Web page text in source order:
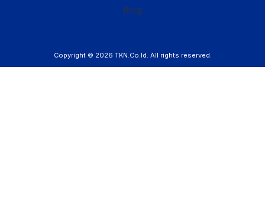
Blog
Copyright © 2026 TKN.Co.Id. All rights reserved.